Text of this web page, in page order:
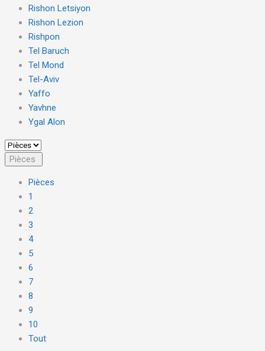
Rishon Letsiyon
Rishon Lezion
Rishpon
Tel Baruch
Tel Mond
Tel-Aviv
Yaffo
Yavhne
Ygal Alon
Pièces
Pièces
1
2
3
4
5
6
7
8
9
10
Tout